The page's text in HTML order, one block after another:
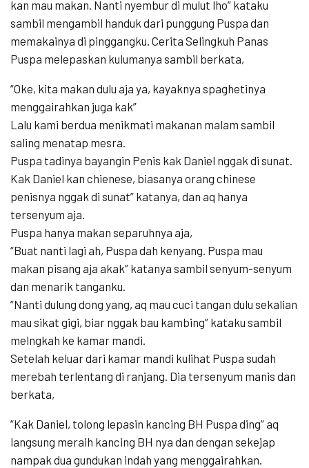
kan mau makan. Nanti nyembur di mulut lho” kataku
sambil mengambil handuk dari punggung Puspa dan
memakainya di pinggangku. Cerita Selingkuh Panas
Puspa melepaskan kulumanya sambil berkata,
“Oke, kita makan dulu aja ya, kayaknya spaghetinya
menggairahkan juga kak”
Lalu kami berdua menikmati makanan malam sambil
saling menatap mesra.
Puspa tadinya bayangin Penis kak Daniel nggak di sunat.
Kak Daniel kan chienese, biasanya orang chinese
penisnya nggak di sunat” katanya, dan aq hanya
tersenyum aja.
Puspa hanya makan separuhnya aja,
“Buat nanti lagi ah, Puspa dah kenyang. Puspa mau
makan pisang aja akak” katanya sambil senyum-senyum
dan menarik tanganku.
“Nanti dulung dong yang, aq mau cuci tangan dulu sekalian
mau sikat gigi, biar nggak bau kambing” kataku sambil
melngkah ke kamar mandi.
Setelah keluar dari kamar mandi kulihat Puspa sudah
merebah terlentang di ranjang. Dia tersenyum manis dan
berkata,
“Kak Daniel, tolong lepasin kancing BH Puspa ding” aq
langsung meraih kancing BH nya dan dengan sekejap
nampak dua gundukan indah yang menggairahkan.